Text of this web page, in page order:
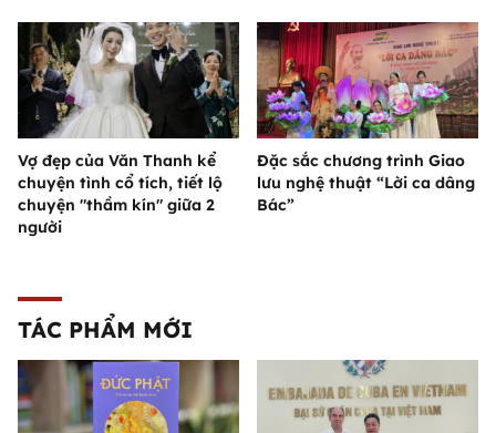
Vợ đẹp của Văn Thanh kể
chuyện tình cổ tích, tiết lộ
chuyện "thầm kín" giữa 2
người
Đặc sắc chương trình Giao
lưu nghệ thuật “Lời ca dâng
Bác”
TÁC PHẨM MỚI